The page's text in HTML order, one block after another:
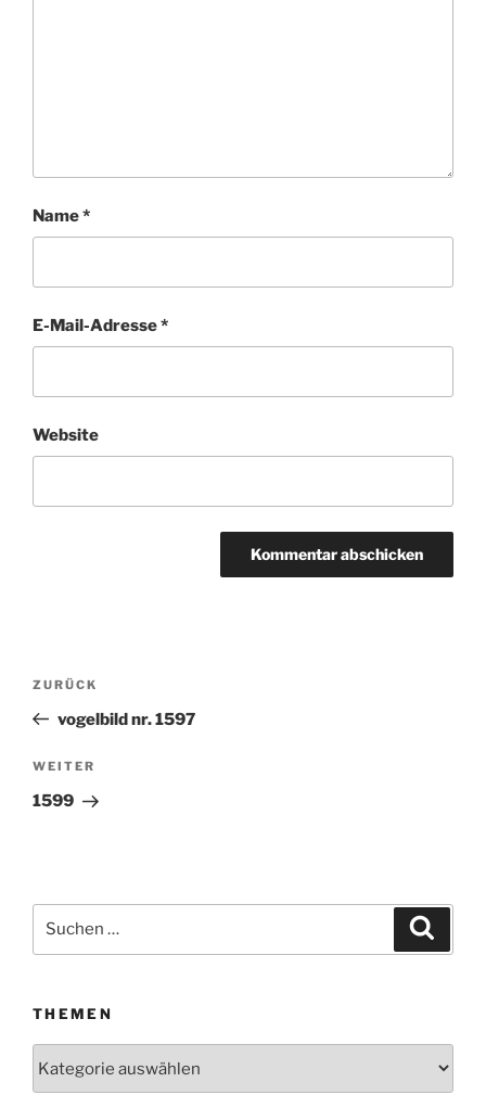
Name*
E-Mail-Adresse*
Website
Beitragsnavigation
Vorheriger
Beitrag
ZURÜCK
vogelbild nr. 1597
Nächster
Beitrag
WEITER
1599
Suchen
THEMEN